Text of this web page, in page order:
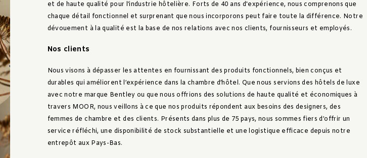
et de haute qualité pour l’industrie hôtelière. Forts de 40 ans d'expérience, nous comprenons que
chaque détail fonctionnel et surprenant que nous incorporons peut faire toute la différence. Notre
dévouement à la qualité est la base de nos relations avec nos clients, fournisseurs et employés.
Nos clients
Nous visons à dépasser les attentes en fournissant des produits fonctionnels, bien conçus et
durables qui améliorent l’expérience dans la chambre d’hôtel. Que nous servions des hôtels de luxe
avec notre marque Bentley ou que nous offrions des solutions de haute qualité et économiques à
travers MOOR, nous veillons à ce que nos produits répondent aux besoins des designers, des
femmes de chambre et des clients. Présents dans plus de 75 pays, nous sommes fiers d’offrir un
service réfléchi, une disponibilité de stock substantielle et une logistique efficace depuis notre
entrepôt aux Pays-Bas.